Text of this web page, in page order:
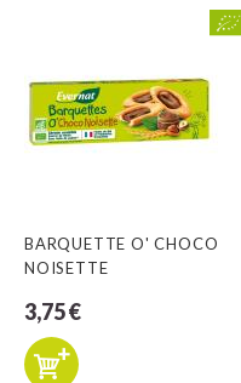
BARQUETTE O' CHOCO
NOISETTE
3,75 €